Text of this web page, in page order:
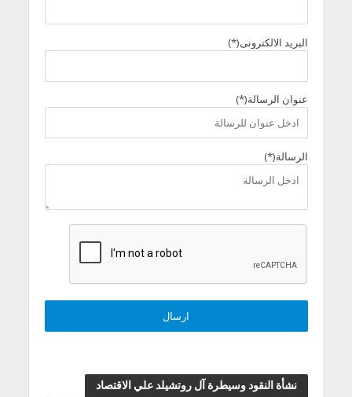
البريد الالكترونى(*)
عنوان الرسالة(*)
الرسالة(*)
نشأة النقود وسيطرة آل روتشيلد علي الاقتصاد